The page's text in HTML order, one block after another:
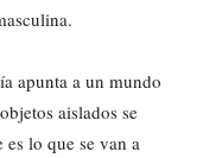
apunta a un mundo
aislados se
es lo que se van a